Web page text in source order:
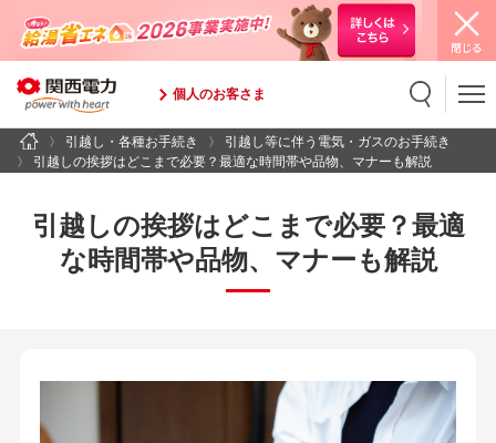
個人のお客さま
検索キーワード入力
引越し・各種お手続き
引越し等に伴う電気・ガスのお手続き
引越しの挨拶はどこまで必要？最適な時間帯や品物、マナーも解説
引越しの挨拶はどこまで必要？最適
な時間帯や品物、マナーも解説